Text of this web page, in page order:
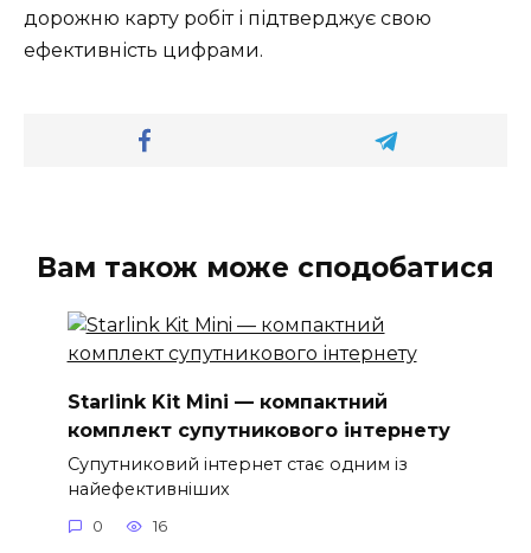
дорожню карту робіт і підтверджує свою
ефективність цифрами.
Вам також може сподобатися
Starlink Kit Mini — компактний
комплект супутникового інтернету
Супутниковий інтернет стає одним із
найефективніших
0 16